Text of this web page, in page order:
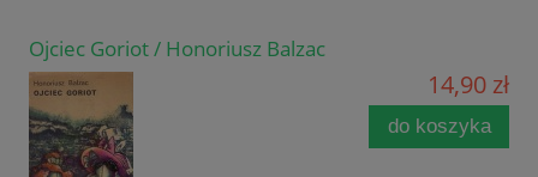
Ojciec Goriot / Honoriusz Balzac
14,90 zł
do koszyka